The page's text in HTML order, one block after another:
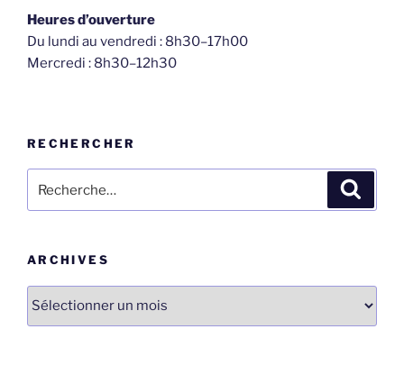
Heures d’ouverture
Du lundi au vendredi : 8h30–17h00
Mercredi : 8h30–12h30
RECHERCHER
pour
ARCHIVES
Archives